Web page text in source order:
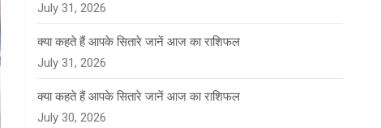
July 31, 2026
क्या कहते हैं आपके सितारे जानें आज का राशिफल
July 31, 2026
क्या कहते हैं आपके सितारे जानें आज का राशिफल
July 30, 2026